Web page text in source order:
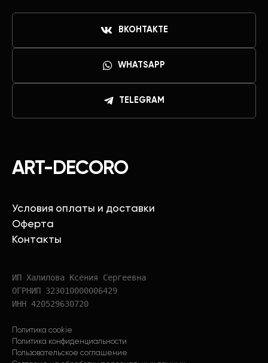
ART-DECORO
Условия оплаты и доставки
Оферта
Контакты
ИП Халилова Ксения Сергеевна
ОГРНИП 323010000006429
ИНН 420529630720
Политика cookie
Политика конфиденциальности
Пользовательское соглашение
ВКОНТАКТЕ
WHATSAPP
TELEGRAM